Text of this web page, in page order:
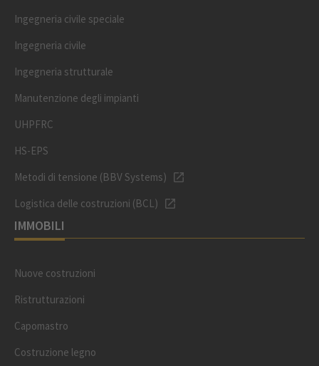
Ingegneria civile speciale
Ingegneria civile
Ingegneria strutturale
Manutenzione degli impianti
UHPFRC
HS-EPS
Metodi di tensione (BBV Systems)
Logistica delle costruzioni (BCL)
IMMOBILI
Nuove costruzioni
Ristrutturazioni
Capomastro
Costruzione legno